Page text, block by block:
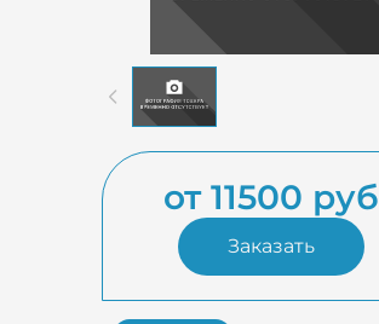
от 11500 руб
Заказать